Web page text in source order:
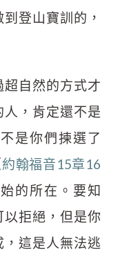
登山寶訓的，
自然的方式才
，肯定還不是
是你們揀選了
約翰福音15章16
的所在。要知
拒絕，但是你
這是人無法逃